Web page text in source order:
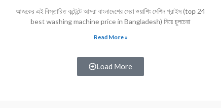
আজকের এই বিস্তারিত কন্টেন্টে আমরা বাংলাদেশের সেরা ওয়াশিং মেশিন প্রাইস (top 24
best washing machine price in Bangladesh) নিয়ে চুলচেরা
Read More »
Load More